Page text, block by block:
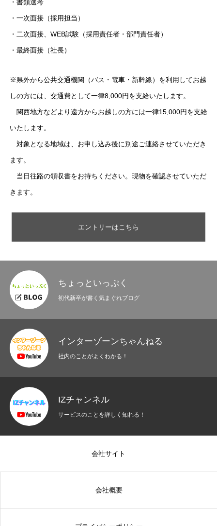
・書類選考
・一次面接（採用担当）
・二次面接、WEB試験（採用責任者・部門責任者）
・最終面接（社長）
※県外から公共交通機関（バス・電車・新幹線）を利用してお越
しの方には、交通費として一律8,000円を支給いたします。
関西地方などより遠方からお越しの方には一律15,000円を支給
いたします。
対象となる地域は、お申し込み後に別途ご連絡させていただき
ます。
当日往路の領収書をお持ちください。現物を確認させていただ
きます。
エントリーはこちら
ちょっといっぷく
初代新卒が書く気まぐれブログ
インターゾーンちゃんねる
社内のことがよくわかる！
IZチャンネル
サービスのことを詳しく知れる！
会社サイト
会社概要